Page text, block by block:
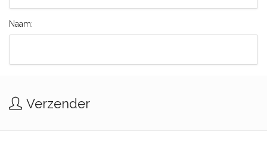
Naam:
Verzender